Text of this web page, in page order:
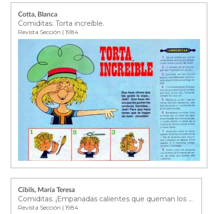
Cotta, Blanca
Comiditas. Torta increíble.
Revista Sección | 1984
Cibils, María Teresa
Comiditas. ¡Empanadas calientes que queman los dientes!
Revista Sección | 1984